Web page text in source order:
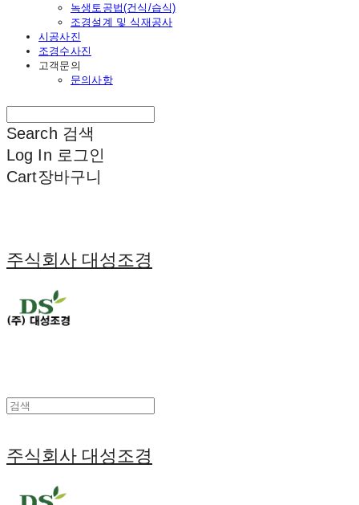
녹생토공법(건식/습식)
조경설계 및 식재공사
시공사진
조경수사진
고객문의
문의사항
Search 검색
Log In 로그인
Cart장바구니
주식회사 대성조경
주식회사 대성조경